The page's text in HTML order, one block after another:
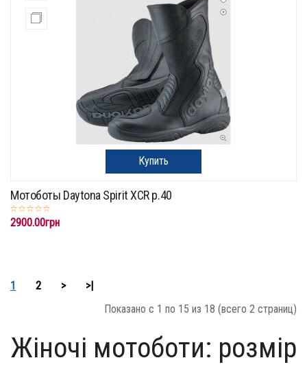
Купить
Мотоботы Daytona Spirit XCR p.40
2900.00грн
1 2 >
>|
Показано с 1 по 15 из 18 (всего 2 страниц)
Жіночі мотоботи: розмір